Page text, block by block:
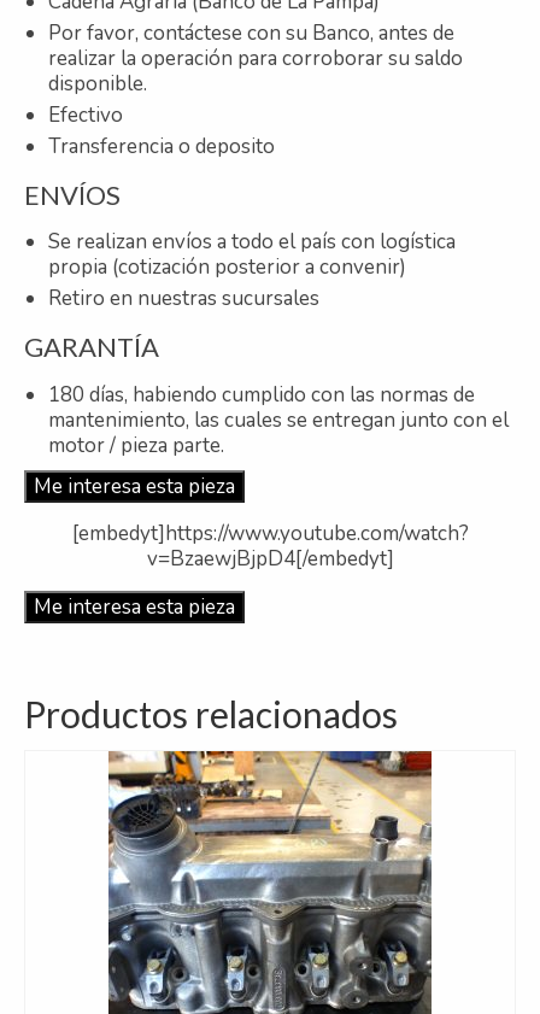
Por favor, contáctese con su Banco, antes de
realizar la operación para corroborar su saldo
disponible.
Efectivo
Transferencia o deposito
ENVÍOS
Se realizan envíos a todo el país con logística
propia (cotización posterior a convenir)
Retiro en nuestras sucursales
GARANTÍA
180 días, habiendo cumplido con las normas de
mantenimiento, las cuales se entregan junto con el
motor / pieza parte.
Me interesa esta pieza
[embedyt]https://www.youtube.com/watch?
v=BzaewjBjpD4[/embedyt]
Me interesa esta pieza
Productos relacionados